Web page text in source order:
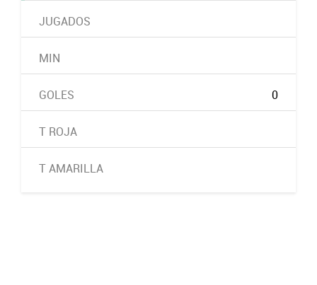
JUGADOS
MIN
GOLES 0
T ROJA
T AMARILLA